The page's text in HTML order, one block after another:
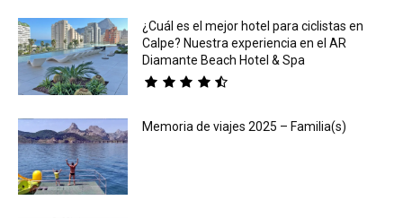
¿Cuál es el mejor hotel para ciclistas en
Calpe? Nuestra experiencia en el AR
Diamante Beach Hotel & Spa
Memoria de viajes 2025 – Familia(s)